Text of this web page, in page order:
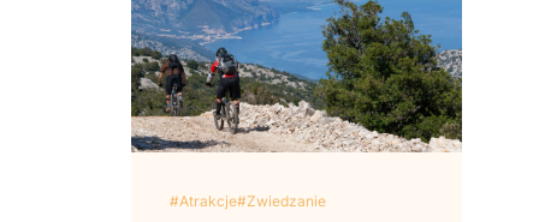
#Atrakcje#Zwiedzanie